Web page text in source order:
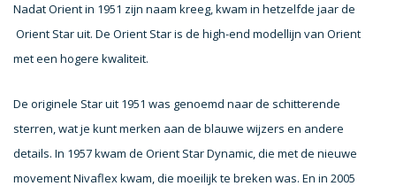
Nadat Orient in 1951 zijn naam kreeg, kwam in hetzelfde jaar de
Orient Star uit. De Orient Star is de high-end modellijn van Orient
met een hogere kwaliteit.
De originele Star uit 1951 was genoemd naar de schitterende
sterren, wat je kunt merken aan de blauwe wijzers en andere
details. In 1957 kwam de Orient Star Dynamic, die met de nieuwe
movement Nivaflex kwam, die moeilijk te breken was. En in 2005